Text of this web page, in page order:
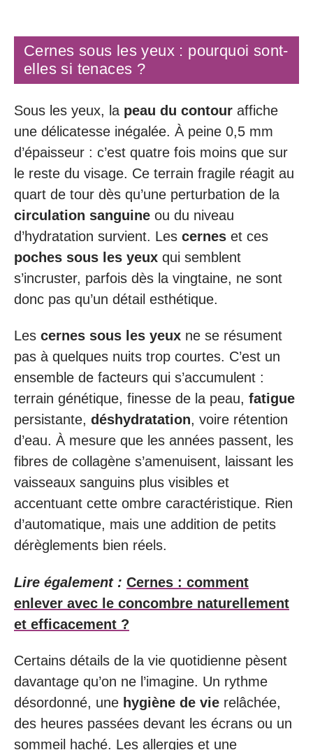
Cernes sous les yeux : pourquoi sont-
elles si tenaces ?
Sous les yeux, la peau du contour affiche
une délicatesse inégalée. À peine 0,5 mm
d’épaisseur : c’est quatre fois moins que sur
le reste du visage. Ce terrain fragile réagit au
quart de tour dès qu’une perturbation de la
circulation sanguine ou du niveau
d’hydratation survient. Les cernes et ces
poches sous les yeux qui semblent
s’incruster, parfois dès la vingtaine, ne sont
donc pas qu’un détail esthétique.
Les cernes sous les yeux ne se résument
pas à quelques nuits trop courtes. C’est un
ensemble de facteurs qui s’accumulent :
terrain génétique, finesse de la peau, fatigue
persistante, déshydratation, voire rétention
d’eau. À mesure que les années passent, les
fibres de collagène s’amenuisent, laissant les
vaisseaux sanguins plus visibles et
accentuant cette ombre caractéristique. Rien
d’automatique, mais une addition de petits
dérèglements bien réels.
Lire également : Cernes : comment
enlever avec le concombre naturellement
et efficacement ?
Certains détails de la vie quotidienne pèsent
davantage qu’on ne l’imagine. Un rythme
désordonné, une hygiène de vie relâchée,
des heures passées devant les écrans ou un
sommeil haché. Les allergies et une